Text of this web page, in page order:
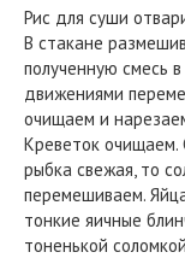
Рис для суши
В стакане
полученную смесь
движениями
очищаем и
Креветок очищаем.
рыбка свежая, то
перемешиваем.
тонкие яичные
тоненькой